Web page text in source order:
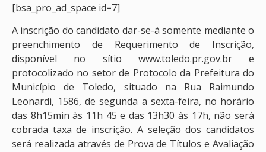
[bsa_pro_ad_space id=7]
A inscrição do candidato dar-se-á somente mediante o
preenchimento de Requerimento de Inscrição,
disponível no sítio www.toledo.pr.gov.br e
protocolizado no setor de Protocolo da Prefeitura do
Município de Toledo, situado na Rua Raimundo
Leonardi, 1586, de segunda a sexta-feira, no horário
das 8h15min às 11h 45 e das 13h30 às 17h, não será
cobrada taxa de inscrição. A seleção dos candidatos
será realizada através de Prova de Títulos e Avaliação